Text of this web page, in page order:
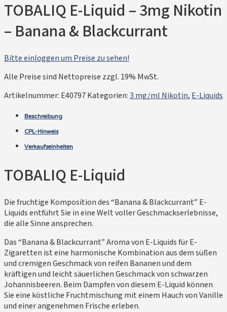
TOBALIQ E-Liquid – 3mg Nikotin
– Banana & Blackcurrant
Bitte einloggen um Preise zu sehen!
Alle Preise sind Nettopreise zzgl. 19% MwSt.
Artikelnummer: E40797Kategorien:3 mg/ml Nikotin, E-Liquids
Beschreibung
CPL-Hinweis
Verkaufseinheiten
TOBALIQ E-Liquid
Die fruchtige Komposition des “Banana & Blackcurrant” E-
Liquids entführt Sie in eine Welt voller Geschmackserlebnisse,
die alle Sinne ansprechen.
Das “Banana & Blackcurrant” Aroma von E-Liquids für E-
Zigaretten ist eine harmonische Kombination aus dem süßen
und cremigen Geschmack von reifen Bananen und dem
kräftigen und leicht säuerlichen Geschmack von schwarzen
Johannisbeeren. Beim Dampfen von diesem E-Liquid können
Sie eine köstliche Fruchtmischung mit einem Hauch von Vanille
und einer angenehmen Frische erleben.